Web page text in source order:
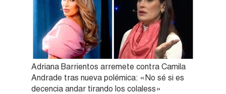
Adriana Barrientos arremete contra Camila
Andrade tras nueva polémica: «No sé si es
decencia andar tirando los colaless»